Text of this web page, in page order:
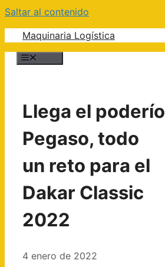
Saltar al contenido
Maquinaria Logística
Llega el poderío
Pegaso, todo
un reto para el
Dakar Classic
2022
4 enero de 2022